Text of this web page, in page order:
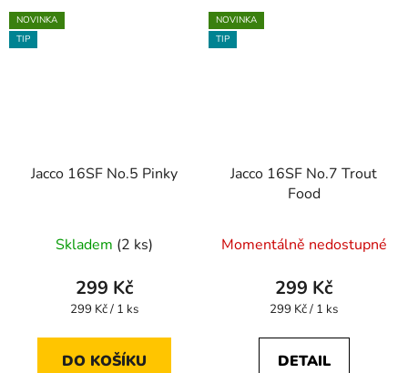
NOVINKA
TIP
Jacco 16SF No.5 Pinky
Skladem (2 ks)
299 Kč
Měrná
299 Kč / 1 ks
DO KOŠÍKU
NOVINKA
TIP
Jacco 16SF No.7 Trout
Food
Momentálně nedostupné
299 Kč
Měrná
299 Kč / 1 ks
DETAIL